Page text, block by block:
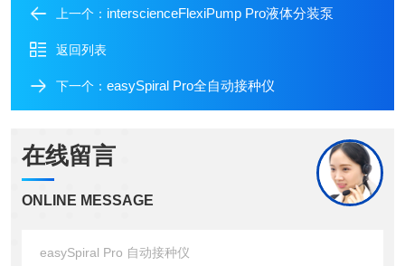
上一个： interscienceFlexiPump Pro液体分装泵
返回列表
下一个： easySpiral Pro全自动接种仪
在线留言
ONLINE MESSAGE